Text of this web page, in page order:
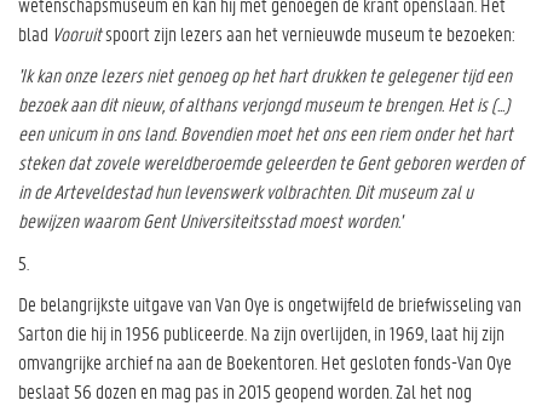
blad Vooruitspoort zijn lezers aan het vernieuwde museum te bezoeken:
'Ik kan onze lezers niet genoeg op het hart drukken te gelegener tijd een
bezoek aan dit nieuw, of althans verjongd museum te brengen. Het is (...)
een unicum in ons land. Bovendien moet het ons een riem onder het hart
steken dat zovele wereldberoemde geleerden te Gent geboren werden of
in de Arteveldestad hun levenswerk volbrachten. Dit museum zal u
bewijzen waarom Gent Universiteitsstad moest worden.'
5.
De belangrijkste uitgave van Van Oye is ongetwijfeld de briefwisseling van
Sarton die hij in 1956 publiceerde. Na zijn overlijden, in 1969, laat hij zijn
omvangrijke archief na aan de Boekentoren. Het gesloten fonds-Van Oye
beslaat 56 dozen en mag pas in 2015 geopend worden. Zal het nog